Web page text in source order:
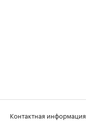
Контактная информация